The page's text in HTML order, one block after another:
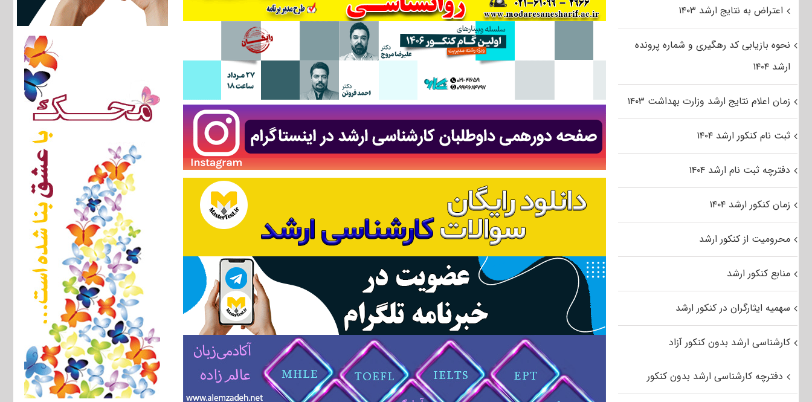
اعتراض به نتایج ارشد ۱۴۰۳
نحوه بازیابی کد رهگیری و شماره پرونده
ارشد ۱۴۰۴
زمان اعلام نتایج ارشد وزارت بهداشت ۱۴۰۳
ثبت نام کنکور ارشد ۱۴۰۴
دفترچه ثبت نام ارشد ۱۴۰۴
زمان کنکور ارشد ۱۴۰۴
محرومیت از کنکور ارشد
منابع کنکور ارشد
سهمیه ایثارگران در کنکور ارشد
کارشناسی ارشد بدون کنکور آزاد
دفترچه کارشناسی ارشد بدون کنکور